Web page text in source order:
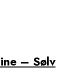
– Sølv